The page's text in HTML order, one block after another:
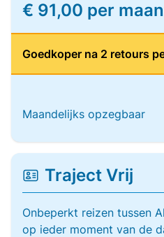
€ 91,00 per
Goedkoper na 2 retours
Maandelijks opzegbaar
Traject Vrij
Onbeperkt reizen tussen
op ieder moment van de